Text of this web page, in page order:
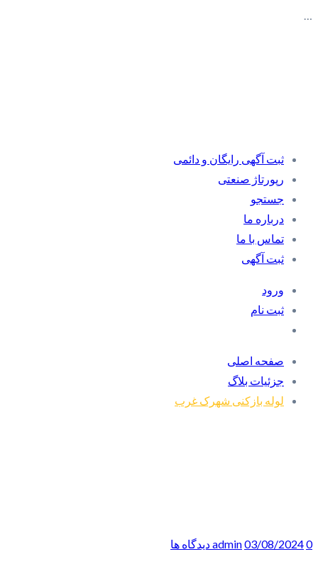
…
ثبت آگهی رایگان و دائمی
رپورتاژ صنعتی
جستجو
درباره ما
تماس با ما
ثبت آگهی
ورود
ثبت نام
صفحه اصلی
جزئیات بلاگ
لوله بازکنی شهرک غرب
admin03/08/20240 دیدگاه ها